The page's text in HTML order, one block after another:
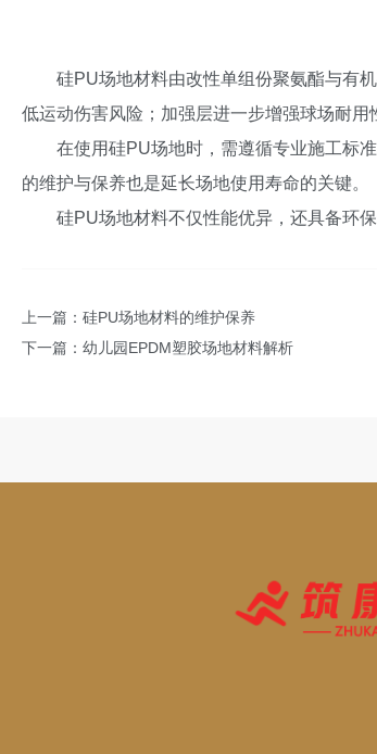
硅PU场地材料由改性单组份聚氨酯与有
低运动伤害风险；加强层进一步增强球场耐用
在使用硅PU场地时，需遵循专业施工标
的维护与保养也是延长场地使用寿命的关键。
硅PU场地材料不仅性能优异，还具备环
上一篇： 硅PU场地材料的维护保养
下一篇： 幼儿园EPDM塑胶场地材料解析